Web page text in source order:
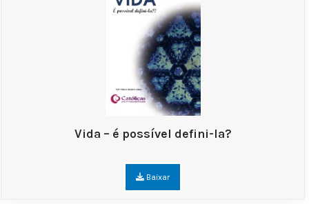
Vida – é possível defini-la?
Baixar